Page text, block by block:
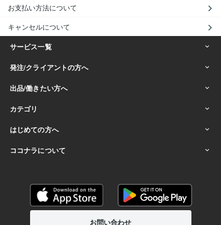
お支払い方法について
キャンセルについて